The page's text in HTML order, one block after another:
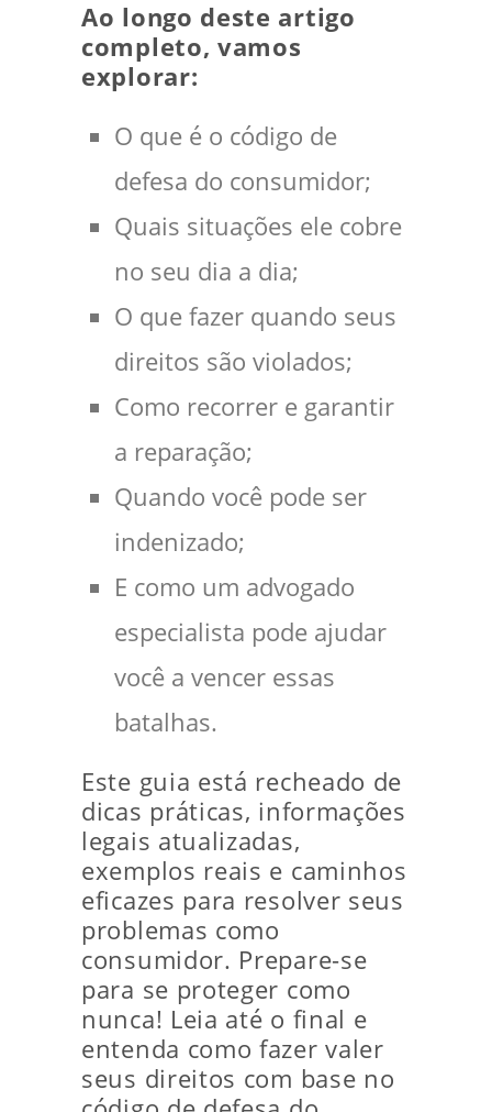
Ao longo deste artigo
completo, vamos
explorar:
O que é o código de
defesa do consumidor;
Quais situações ele cobre
no seu dia a dia;
O que fazer quando seus
direitos são violados;
Como recorrer e garantir
a reparação;
Quando você pode ser
indenizado;
E como um advogado
especialista pode ajudar
você a vencer essas
batalhas.
Este guia está recheado de
dicas práticas, informações
legais atualizadas,
exemplos reais e caminhos
eficazes para resolver seus
problemas como
consumidor. Prepare-se
para se proteger como
nunca! Leia até o final e
entenda como fazer valer
seus direitos com base no